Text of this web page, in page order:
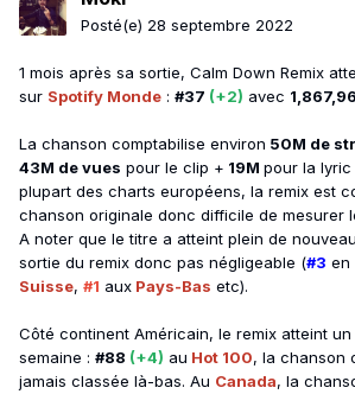
Posté(e) 28 septembre 2022
1 mois après sa sortie, Calm Down Remix
sur Spotify Monde : #37 (+2) avec
La chanson comptabilise environ 50M de
43M de vues pour le clip + 19M pour la lyric
plupart des charts européens, la remix est
chanson originale donc difficile de mesurer
A noter que le titre a atteint plein de
sortie du remix donc pas négligeable (#3 en
Suisse, #1 aux Pays-Bas etc).
Côté continent Américain, le remix atteint
semaine : #88 (+4) au Hot 100, la chanson
jamais classée là-bas. Au Canada, la